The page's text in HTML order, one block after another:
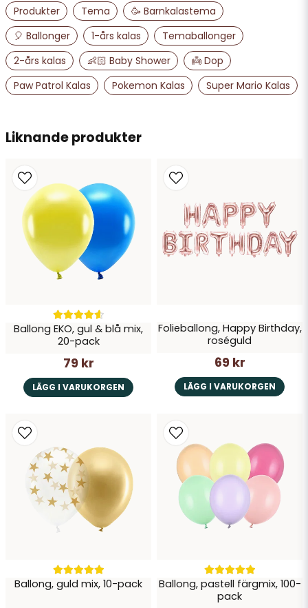
name
Namn
email
Mejladress
Ja, ni får publicera min fråga
Skicka fråga
Liknande produkter
Ballong EKO, gul & blå mix,
20-pack
79 kr
LÄGG I VARUKORGEN
Folieballong, Happy Birthday,
roséguld
69 kr
LÄGG I VARUKORGEN
Ballong, guld mix, 10-pack
Ballong, pastell färgmix, 100-
pack
Produkter
Tema
🥳 Barnkalastema
🎈 Ballonger
1-års kalas
Temaballonger
2-års kalas
👶🏻 Baby Shower
👼 Dop
Paw Patrol Kalas
Pokemon Kalas Super Mario Kalas